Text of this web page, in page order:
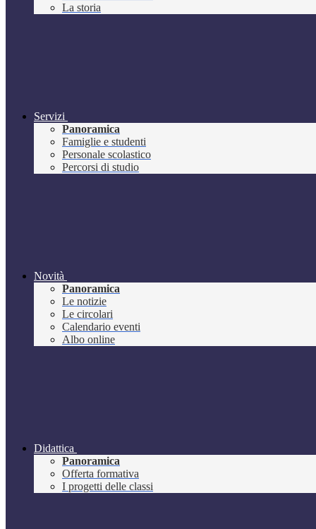
La storia
Servizi
Panoramica
Famiglie e studenti
Personale scolastico
Percorsi di studio
Novità
Panoramica
Le notizie
Le circolari
Calendario eventi
Albo online
Didattica
Panoramica
Offerta formativa
I progetti delle classi